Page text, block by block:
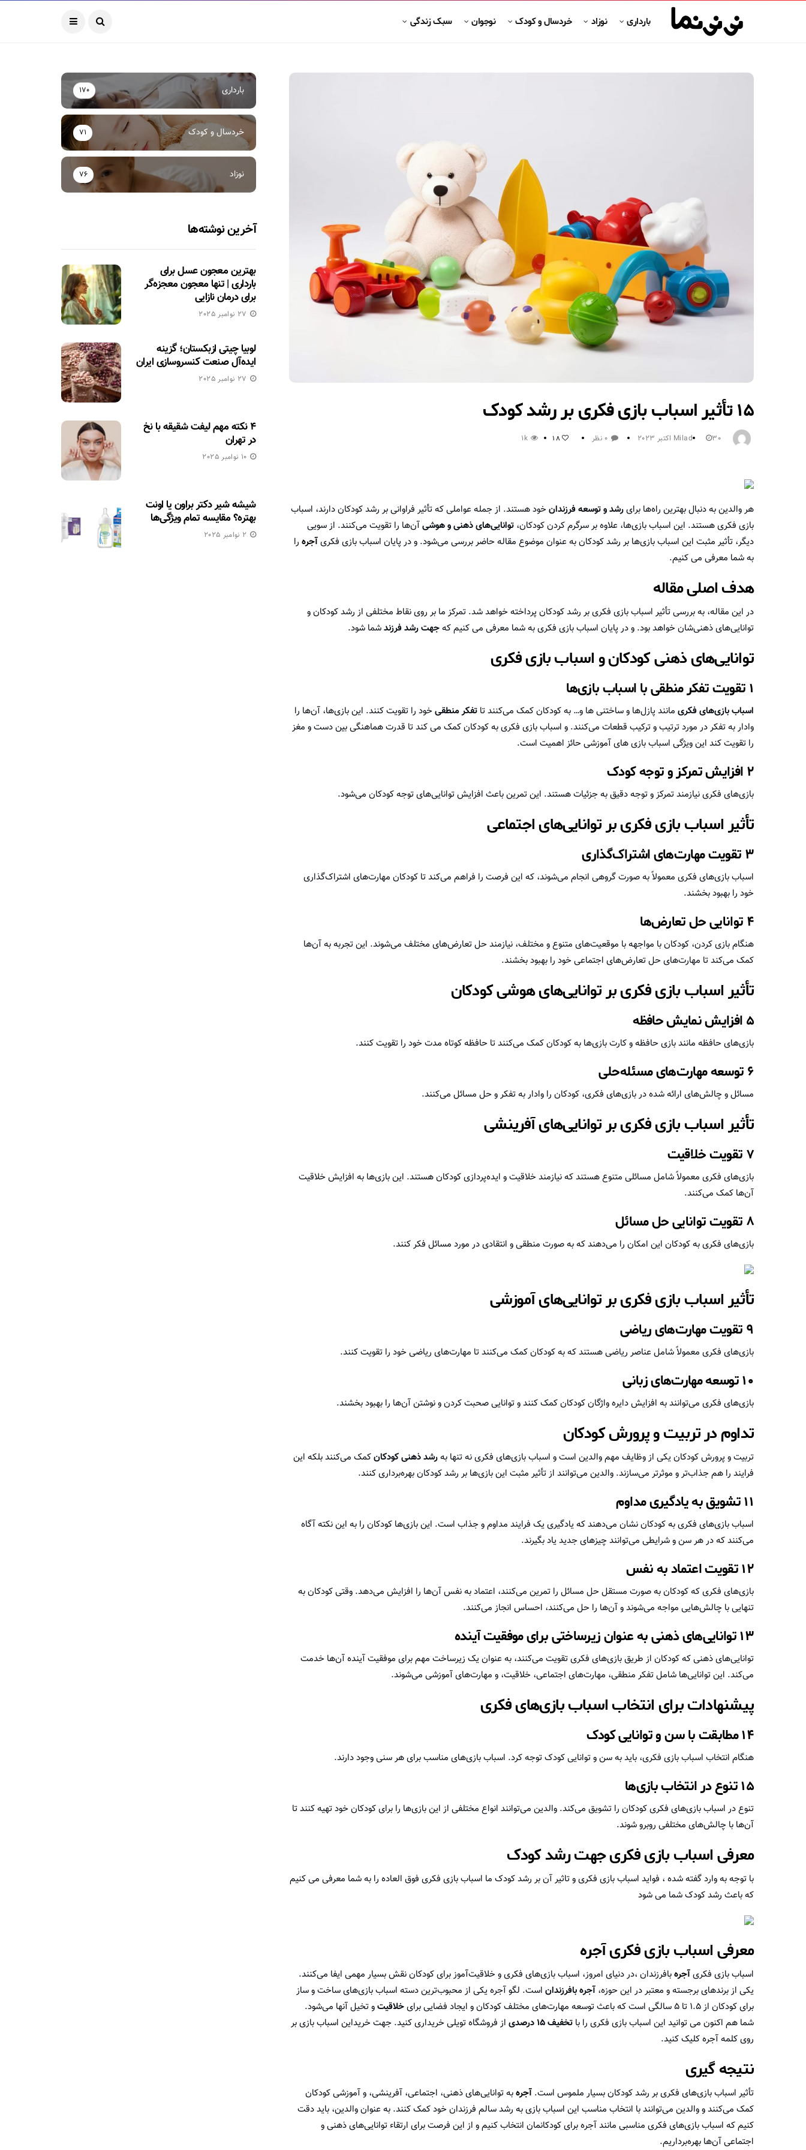
بارداری نوزاد خردسال و کودک نوجوان سبک زندگی
۱۵ تأثیر اسباب بازی فکری بر رشد کودک
Milad 30 اکتبر 2023 0 نظر 18
1k
هر والدین به دنبال بهترین راه‌ها برایرشد و توسعه فرزندانخود هستند. از جمله عواملی که تأثیر فراوانی بر رشد کودکان دارند، اسباب
بازی فکری هستند. این اسباب بازی‌ها، علاوه بر سرگرم کردن کودکان، توانایی‌های ذهنی و هوشیآن‌ها را تقویت می‌کنند. از سویی
دیگر، تأثیر مثبت این اسباب بازی‌ها بر رشد کودکان به عنوان موضوع مقاله حاضر بررسی می‌شود. و در پایان اسباب بازی فکریآجره را
به شما معرفی می کنیم.
هدف اصلی مقاله
در این مقاله، به بررسی تأثیر اسباب بازی فکری بر رشد کودکان پرداخته خواهد شد. تمرکز ما بر روی نقاط مختلفی از رشد کودکان و
توانایی‌های ذهنی‌شان خواهد بود. و در پایان اسباب بازی فکری به شما معرفی می کنیم کهجهت رشد فرزندشما شود.
توانایی‌های ذهنی کودکان و اسباب بازی فکری
۱ تقویت تفکر منطقی با اسباب بازی‌ها
اسباب بازی‌های فکری مانند پازل‌ها و ساختنی ها و… به کودکان کمک می‌کنند تا تفکر منطقیخود را تقویت کنند. این بازی‌ها، آن‌ها را
وادار به تفکر در مورد ترتیب و ترکیب قطعات می‌کنند. و اسباب بازی فکری به کودکان کمک می کند تا قدرت هماهنگی بین دست و مغز
را تقویت کند این ویژگی اسباب بازی های آموزشی حائز اهمیت است.
۲ افزایش تمرکز و توجه کودک
بازی‌های فکری نیازمند تمرکز و توجه دقیق به جزئیات هستند. این تمرین باعث افزایش توانایی‌های توجه کودکان می‌شود.
تأثیر اسباب بازی فکری بر توانایی‌های اجتماعی
۳ تقویت مهارت‌های اشتراک‌گذاری
اسباب بازی‌های فکری معمولاً به صورت گروهی انجام می‌شوند، که این فرصت را فراهم می‌کند تا کودکان مهارت‌های اشتراک‌گذاری
خود را بهبود بخشند.
۴ توانایی حل تعارض‌ها
هنگام بازی کردن، کودکان با مواجهه با موقعیت‌های متنوع و مختلف، نیازمند حل تعارض‌های مختلف می‌شوند. این تجربه به آن‌ها
کمک می‌کند تا مهارت‌های حل تعارض‌های اجتماعی خود را بهبود بخشند.
تأثیر اسباب بازی فکری بر توانایی‌های هوشی کودکان
۵ افزایش نمایش حافظه
بازی‌های حافظه مانند بازی حافظه و کارت بازی‌ها به کودکان کمک می‌کنند تا حافظه کوتاه مدت خود را تقویت کنند.
۶ توسعه مهارت‌های مسئله‌حلی
مسائل و چالش‌های ارائه شده در بازی‌های فکری، کودکان را وادار به تفکر و حل مسائل می‌کنند.
تأثیر اسباب بازی فکری بر توانایی‌های آفرینشی
۷ تقویت خلاقیت
بازی‌های فکری معمولاً شامل مسائلی متنوع هستند که نیازمند خلاقیت و ایده‌پردازی کودکان هستند. این بازی‌ها به افزایش خلاقیت
آن‌ها کمک می‌کنند.
۸ تقویت توانایی حل مسائل
بازی‌های فکری به کودکان این امکان را می‌دهند که به صورت منطقی و انتقادی در مورد مسائل فکر کنند.
تأثیر اسباب بازی فکری بر توانایی‌های آموزشی
۹ تقویت مهارت‌های ریاضی
بازی‌های فکری معمولاً شامل عناصر ریاضی هستند که به کودکان کمک می‌کنند تا مهارت‌های ریاضی خود را تقویت کنند.
۱۰ توسعه مهارت‌های زبانی
بازی‌های فکری می‌توانند به افزایش دایره واژگان کودکان کمک کنند و توانایی صحبت کردن و نوشتن آن‌ها را بهبود بخشند.
تداوم در تربیت و پرورش کودکان
تربیت و پرورش کودکان یکی از وظایف مهم والدین است و اسباب بازی‌های فکری نه تنها بهرشد ذهنی کودکانکمک می‌کنند بلکه این
فرایند را هم جذاب‌تر و موثرتر می‌سازند. والدین می‌توانند از تأثیر مثبت این بازی‌ها بر رشد کودکان بهره‌برداری کنند.
۱۱ تشویق به یادگیری مداوم
اسباب بازی‌های فکری به کودکان نشان می‌دهند که یادگیری یک فرایند مداوم و جذاب است. این بازی‌ها کودکان را به این نکته آگاه
می‌کنند که در هر سن و شرایطی می‌توانند چیزهای جدید یاد بگیرند.
۱۲ تقویت اعتماد به نفس
بازی‌های فکری که کودکان به صورت مستقل حل مسائل را تمرین می‌کنند، اعتماد به نفس آن‌ها را افزایش می‌دهد. وقتی کودکان به
تنهایی با چالش‌هایی مواجه می‌شوند و آن‌ها را حل می‌کنند، احساس انجاز می‌کنند.
۱۳ توانایی‌های ذهنی به عنوان زیرساختی برای موفقیت آینده
توانایی‌های ذهنی که کودکان از طریق بازی‌های فکری تقویت می‌کنند، به عنوان یک زیرساخت مهم برای موفقیت آینده آن‌ها خدمت
می‌کند. این توانایی‌ها شامل تفکر منطقی، مهارت‌های اجتماعی، خلاقیت، و مهارت‌های آموزشی می‌شوند.
پیشنهادات برای انتخاب اسباب بازی‌های فکری
۱۴ مطابقت با سن و توانایی کودک
هنگام انتخاب اسباب بازی فکری، باید به سن و توانایی کودک توجه کرد. اسباب بازی‌های مناسب برای هر سنی وجود دارند.
۱۵ تنوع در انتخاب بازی‌ها
تنوع در اسباب بازی‌های فکری کودکان را تشویق می‌کند. والدین می‌توانند انواع مختلفی از این بازی‌ها را برای کودکان خود تهیه کنند تا
آن‌ها با چالش‌های مختلفی روبرو شوند.
معرفی اسباب بازی فکری جهت رشد کودک
با توجه به وارد گفته شده ، فواید اسباب بازی فکری و تاثیر آن بر رشد کودک ما اسباب بازی فکری فوق العاده را به شما معرفی می کنیم
که باعث رشد کودک شما می شود
معرفی اسباب بازی فکری آجره
اسباب بازی فکریآجرهبافرزندان ،در دنیای امروز، اسباب بازی‌های فکری و خلاقیت‌آموز برای کودکان نقش بسیار مهمی ایفا می‌کنند.
یکی از برندهای برجسته و معتبر در این حوزه، آجره بافرزندان است. لگو آجره یکی از محبوب‌ترین دسته اسباب بازی‌های ساخت و ساز
برای کودکان از ۱.۵ تا ۵ سالگی است که باعث توسعه مهارت‌های مختلف کودکان و ایجاد فضایی برای
خلاقیتو تخیل آنها می‌شود.
شما هم اکنون می توانید این اسباب بازی فکری را با تخفیف ۱۵ درصدی
از فروشگاه تویلی خریداری کنید. جهت خریداین اسباب بازی بر
روی کلمه آجره کلیک کنید.
نتیجه گیری
تأثیر اسباب بازی‌های فکری بر رشد کودکان بسیار ملموس است. آجرهبه توانایی‌های ذهنی، اجتماعی، آفرینشی، و آموزشی کودکان
کمک می‌کنند و والدین می‌توانند با انتخاب مناسب این اسباب بازی به رشد سالم فرزندان خود کمک کنند. به عنوان والدین، باید دقت
کنیم که اسباب بازی‌های فکری مناسبی مانند آجره برای کودکانمان انتخاب کنیم و از این فرصت برای ارتقاء توانایی‌های ذهنی و
اجتماعی آن‌ها بهره‌برداریم.
بارداری 170
خردسال و کودک 71
نوزاد 76
آخرین نوشته‌ها
بهترین معجون عسل برای
بارداری | تنها معجون معجزه‌گر
برای درمان نازایی
27 نوامبر 2025
لوبیا چیتی ازبکستان؛ گزینه
ایده‌آل صنعت کنسروسازی ایران
27 نوامبر 2025
۴ نکته مهم لیفت شقیقه با نخ
در تهران
10 نوامبر 2025
شیشه شیر دکتر براون یا اونت
بهتره؟ مقایسه تمام ویژگی‌ها
2 نوامبر 2025